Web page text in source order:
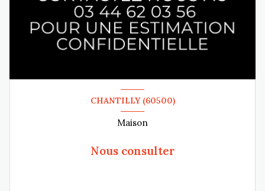
CHANTILLY (60500)
Maison
Nous consulter